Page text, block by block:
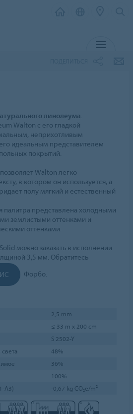
линолеума.
Walton с его гладкой
неприхотливым
идеальным представителем
покрытий.
Walton легко
в котором он используется, а
полу мягкий и естественный
палитра представлена холодными
землистыми оттенками и
оттенками.
можно заказать в исполнении
3,5 мм. Обратитесь
Форбо.
2,5 mm
≤ 33 m x 200 cm
S 2502-Y
48%
36%
100%
A3)
-0,67 kg CO₂e/m²